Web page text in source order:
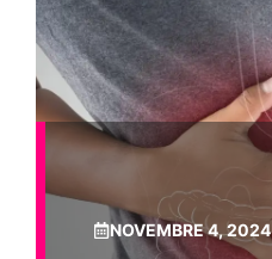
NOVEMBRE 4, 2024